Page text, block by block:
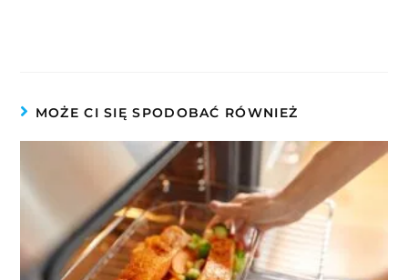
MOŻE CI SIĘ SPODOBAĆ RÓWNIEŻ